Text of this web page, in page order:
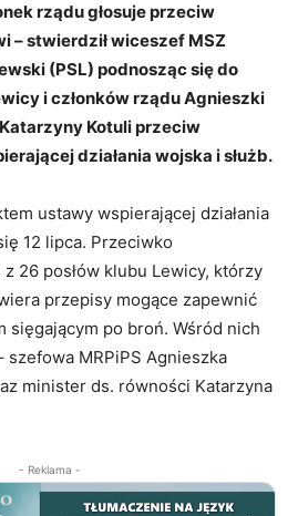
rządu głosuje przeciw
– stwierdził wiceszef MSZ
(PSL) podnosząc się do
i członków rządu Agnieszki
Kotuli przeciw
działania wojska i służb.
ustawy wspierającej działania
12 lipca. Przeciwko
26 posłów klubu Lewicy, którzy
przepisy mogące zapewnić
sięgającym po broń. Wśród nich
szefowa MRPiPS Agnieszka
minister ds. równości Katarzyna
- Reklama -